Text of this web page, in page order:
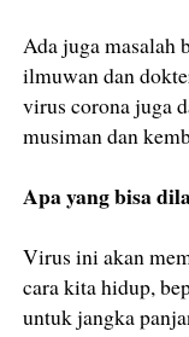
Ada juga masalah
ilmuwan dan
virus corona juga
musiman dan
Apa yang bisa
Virus ini akan
cara kita hidup,
untuk jangka